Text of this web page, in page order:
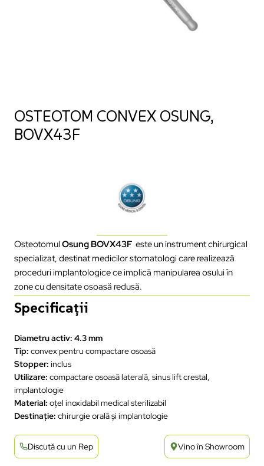
OSTEOTOM CONVEX OSUNG,
BOVX43F
Osteotomul Osung BOVX43F este un instrument chirurgical
specializat, destinat medicilor stomatologi care realizează
proceduri implantologice ce implică manipularea osului în
zone cu densitate osoasă redusă.
Specificații
Diametru activ: 4.3 mm
Tip: convex pentru compactare osoasă
Stopper: inclus
Utilizare: compactare osoasă laterală, sinus lift crestal,
implantologie
Material: oțel inoxidabil medical sterilizabil
Destinație: chirurgie orală și implantologie
Discută cu un Rep Vino în Showroom